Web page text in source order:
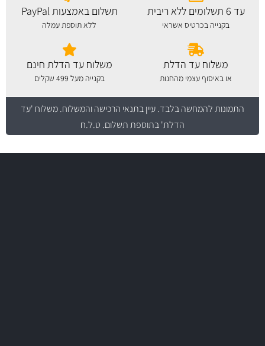
עד 6 תשלומים ללא ריבית
בקנייה בכרטיס אשראי
תשלום באמצעות PayPal
ללא תוספת עמלה
משלוח עד הדלת
או באיסוף עצמי מהחנות
משלוח עד הדלת חינם
בקנייה מעל 499 שקלים
התמונות להמחשה בלבד.עיין בתנאי הרכישה והמשלוח. משלוח 'עד
הדלת' בתוספת תשלום. ט.ל.ח